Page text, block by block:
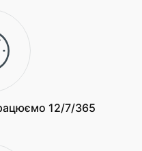
12/7/365